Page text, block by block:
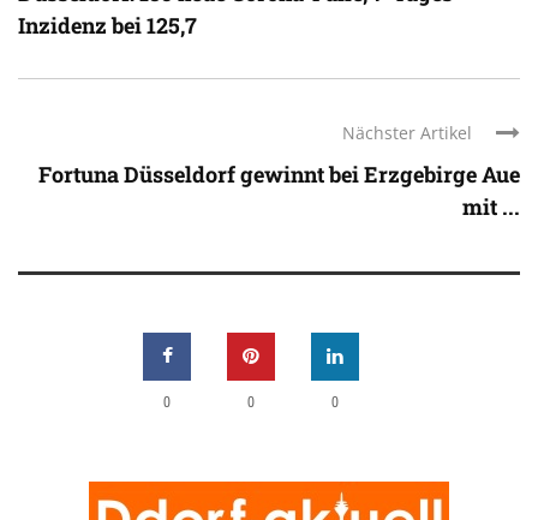
Inzidenz bei 125,7
Nächster Artikel
Fortuna Düsseldorf gewinnt bei Erzgebirge Aue
mit ...
0 0 0